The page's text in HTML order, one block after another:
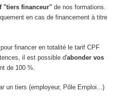
"tiers financeur"de nos formations.
en cas de financement à titre
financer en totalité le tarif CPF
il est possible d'abonder vos
de 100 %.
un tiers (employeur, Pôle Emploi...)